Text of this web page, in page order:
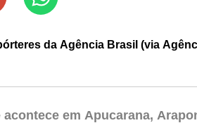
da Agência Brasil (via
em Apucarana,